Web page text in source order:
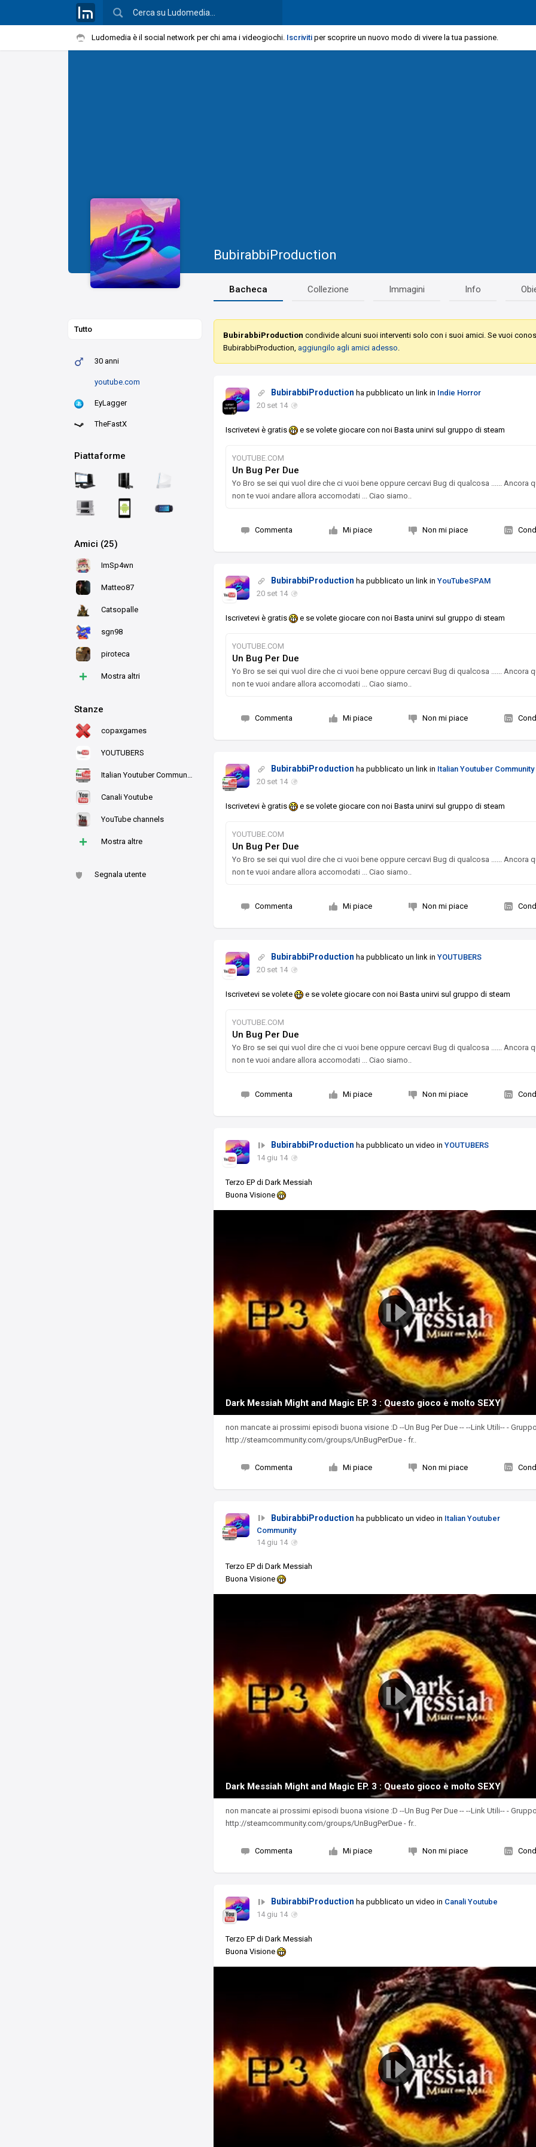
Ludomedia è il social network per chi ama i videogiochi. Iscriviti per scoprire un nuovo modo di vivere la tua passione.
BubirabbiProduction
Bacheca Collezione Immagini Info
Tutto
30 anni
youtube.com
EyLagger
TheFastX
Piattaforme
Amici (25)
ImSp4wn
Matteo87
Catsopalle
sgn98
piroteca
+ Mostra altri
Stanze
copaxgames
YOUTUBERS
Canali Youtube
YouTube channels
+ Mostra altre
Segnala utente
BubirabbiProduction condivide alcuni suoi interventi solo con i suoi amici. Se vuoi
BubirabbiProduction,aggiungilo agli amici adesso
BubirabbiProduction ha pubblicato un link in Indie Horror
20 set 14
Iscrivetevi è gratis e se volete giocare con noi Basta unirvi sul gruppo di steam
YOUTUBE.COM
Un Bug Per Due
Yo Bro se sei qui vuol dire che ci vuoi bene oppure cercavi Bug di qualcosa ...... Ancora
non te vuoi andare allora accomodati ... Ciao siamo..
Commenta Mi piace Non mi piace
BubirabbiProduction ha pubblicato un link inYouTubeSPAM
20 set 14
Iscrivetevi è gratis e se volete giocare con noi Basta unirvi sul gruppo di steam
YOUTUBE.COM
Un Bug Per Due
Yo Bro se sei qui vuol dire che ci vuoi bene oppure cercavi Bug di qualcosa ...... Ancora
non te vuoi andare allora accomodati ... Ciao siamo..
Commenta Mi piace Non mi piace
BubirabbiProduction ha pubblicato un link in Italian Youtuber Community
20 set 14
Iscrivetevi è gratis e se volete giocare con noi Basta unirvi sul gruppo di steam
YOUTUBE.COM
Un Bug Per Due
Yo Bro se sei qui vuol dire che ci vuoi bene oppure cercavi Bug di qualcosa ...... Ancora
non te vuoi andare allora accomodati ... Ciao siamo..
Commenta Mi piace Non mi piace
BubirabbiProduction ha pubblicato un link inYOUTUBERS
20 set 14
Iscrivetevi se volete e se volete giocare con noi Basta unirvi sul gruppo di steam
YOUTUBE.COM
Un Bug Per Due
Yo Bro se sei qui vuol dire che ci vuoi bene oppure cercavi Bug di qualcosa ...... Ancora
non te vuoi andare allora accomodati ... Ciao siamo..
Commenta Mi piace Non mi piace
BubirabbiProduction ha pubblicato un video inYOUTUBERS
14 giu 14
Terzo EP di Dark Messiah
Buona Visione
Dark Messiah Might and Magic EP. 3 : Questo gioco è molto SEXY
non mancate ai prossimi episodi buona visione :D --Un Bug Per Due -- --Link Utili-- -
http://steamcommunity.com/groups/UnBugPerDue - fr..
Commenta Mi piace Non mi piace
BubirabbiProduction ha pubblicato un video in Italian Youtuber
Community
14 giu 14
Terzo EP di Dark Messiah
Buona Visione
Dark Messiah Might and Magic EP. 3 : Questo gioco è molto SEXY
non mancate ai prossimi episodi buona visione :D --Un Bug Per Due -- --Link Utili-- -
http://steamcommunity.com/groups/UnBugPerDue - fr..
Commenta Mi piace Non mi piace
BubirabbiProduction ha pubblicato un video in Canali Youtube
14 giu 14
Terzo EP di Dark Messiah
Buona Visione